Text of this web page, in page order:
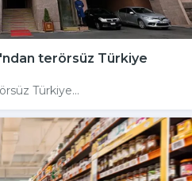
terörsüz Türkiye
Türkiye...